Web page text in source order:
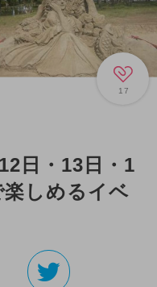
17
日・13日・1
しめるイベ